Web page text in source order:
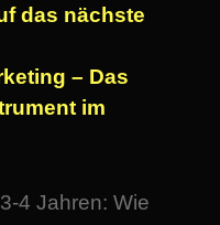
das nächste
– Das
im
4 Jahren: Wie